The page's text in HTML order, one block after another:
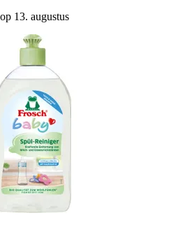
13. augustus